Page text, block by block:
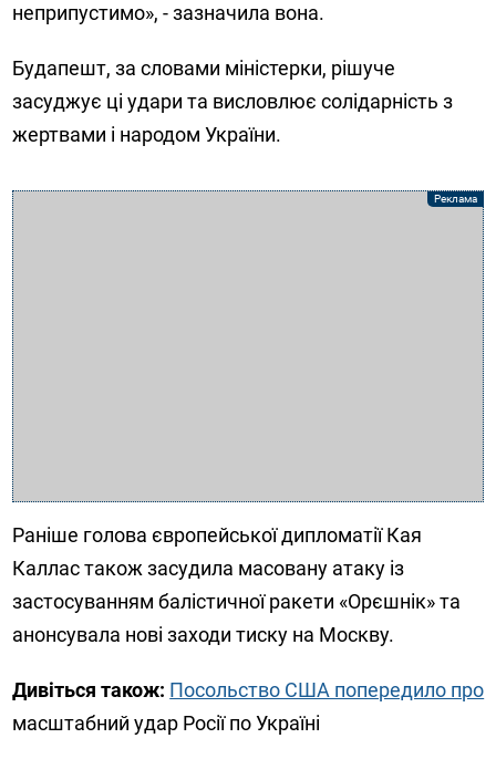
неприпустимо», - зазначила вона.
Будапешт, за словами міністерки, рішуче
засуджує ці удари та висловлює солідарність з
жертвами і народом України.
Раніше голова європейської дипломатії Кая
Каллас також засудила масовану атаку із
застосуванням балістичної ракети «Орєшнік» та
анонсувала нові заходи тиску на Москву.
Дивіться також: Посольство США попередило про
масштабний удар Росії по Україні